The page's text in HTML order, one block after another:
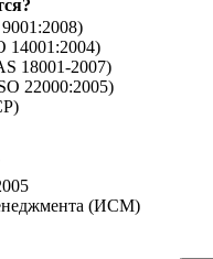
18001-2007)
22000:2005)
(ИСМ)